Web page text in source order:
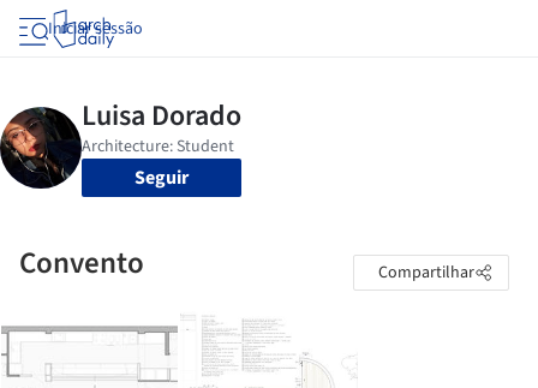
Iniciar sessão
Seguir
Convento Compartilhar